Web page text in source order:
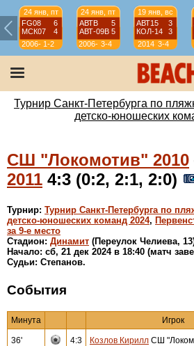
24 янв, пт
FG08
6
МСК07
4
2006-
07
1-2
24 янв, пт
АВТВ
5
АВТ-09B 5
2006-
07
3-4
19 янв, вс
АВТ15
3
КОЛ-14
3
2014 3-4
Турнир Санкт-Петербурга по
детско-юношеских
СШ "Локомотив" 2010
2011 4:3 (0:2, 2:1, 2:0)
Турнир: Турнир Санкт-Петербурга по
детско-юношеских команд 2024,
за 9-е место
Стадион: Динамит (Переулок Челиева,
Начало: сб, 21 дек 2024 в 18:40 (матч
Судьи: Степанов.
События
Минута Игрок
36' 4:3 Козлов Кирилл СШ